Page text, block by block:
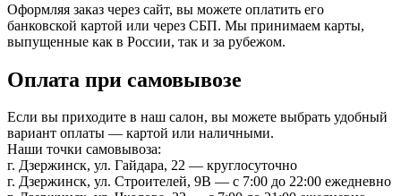
Оформляя заказ через сайт, вы можете оплатить его
банковской картой или через СБП. Мы принимаем карты,
выпущенные как в России, так и за рубежом.
Оплата при самовывозе
Если вы приходите в наш салон, вы можете выбрать удобный
вариант оплаты — картой или наличными.
Наши точки самовывоза:
г. Дзержинск, ул. Гайдара, 22 — круглосуточно
г. Дзержинск, ул. Строителей, 9В — с 7:00 до 22:00 ежедневно